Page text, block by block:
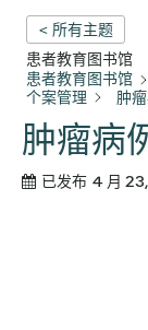
< 所有主题
患者教育图书馆
患者教育图书馆
个案管理
肿
肿瘤病
已发布 4 月